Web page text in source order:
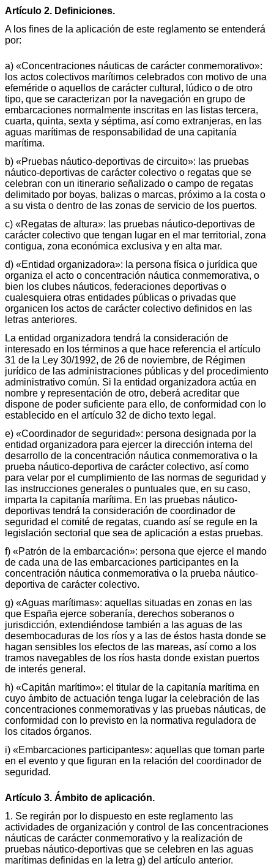
Artículo 2. Definiciones.
A los fines de la aplicación de este reglamento se entenderá
por:
a) «Concentraciones náuticas de carácter conmemorativo»:
los actos colectivos marítimos celebrados con motivo de una
efeméride o aquellos de carácter cultural, lúdico o de otro
tipo, que se caracterizan por la navegación en grupo de
embarcaciones normalmente inscritas en las listas tercera,
cuarta, quinta, sexta y séptima, así como extranjeras, en las
aguas marítimas de responsabilidad de una capitanía
marítima.
b) «Pruebas náutico-deportivas de circuito»: las pruebas
náutico-deportivas de carácter colectivo o regatas que se
celebran con un itinerario señalizado o campo de regatas
delimitado por boyas, balizas o marcas, próximo a la costa o
a su vista o dentro de las zonas de servicio de los puertos.
c) «Regatas de altura»: las pruebas náutico-deportivas de
carácter colectivo que tengan lugar en el mar territorial, zona
contigua, zona económica exclusiva y en alta mar.
d) «Entidad organizadora»: la persona física o jurídica que
organiza el acto o concentración náutica conmemorativa, o
bien los clubes náuticos, federaciones deportivas o
cualesquiera otras entidades públicas o privadas que
organicen los actos de carácter colectivo definidos en las
letras anteriores.
La entidad organizadora tendrá la consideración de
interesado en los términos a que hace referencia el artículo
31 de la Ley 30/1992, de 26 de noviembre, de Régimen
jurídico de las administraciones públicas y del procedimiento
administrativo común. Si la entidad organizadora actúa en
nombre y representación de otro, deberá acreditar que
dispone de poder suficiente para ello, de conformidad con lo
establecido en el artículo 32 de dicho texto legal.
e) «Coordinador de seguridad»: persona designada por la
entidad organizadora para ejercer la dirección interna del
desarrollo de la concentración náutica conmemorativa o la
prueba náutico-deportiva de carácter colectivo, así como
para velar por el cumplimiento de las normas de seguridad y
las instrucciones generales o puntuales que, en su caso,
imparta la capitanía marítima. En las pruebas náutico-
deportivas tendrá la consideración de coordinador de
seguridad el comité de regatas, cuando así se regule en la
legislación sectorial que sea de aplicación a estas pruebas.
f) «Patrón de la embarcación»: persona que ejerce el mando
de cada una de las embarcaciones participantes en la
concentración náutica conmemorativa o la prueba náutico-
deportiva de carácter colectivo.
g) «Aguas marítimas»: aquellas situadas en zonas en las
que España ejerce soberanía, derechos soberanos o
jurisdicción, extendiéndose también a las aguas de las
desembocaduras de los ríos y a las de éstos hasta donde se
hagan sensibles los efectos de las mareas, así como a los
tramos navegables de los ríos hasta donde existan puertos
de interés general.
h) «Capitán marítimo»: el titular de la capitanía marítima en
cuyo ámbito de actuación tenga lugar la celebración de las
concentraciones conmemorativas y las pruebas náuticas, de
conformidad con lo previsto en la normativa reguladora de
los citados órganos.
i) «Embarcaciones participantes»: aquellas que toman parte
en el evento y que figuran en la relación del coordinador de
seguridad.
Artículo 3. Ámbito de aplicación.
1. Se regirán por lo dispuesto en este reglamento las
actividades de organización y control de las concentraciones
náuticas de carácter conmemorativo y la realización de
pruebas náutico-deportivas que se celebren en las aguas
marítimas definidas en la letra g) del artículo anterior.